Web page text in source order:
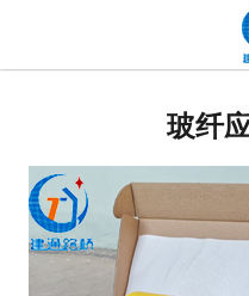
玻纤